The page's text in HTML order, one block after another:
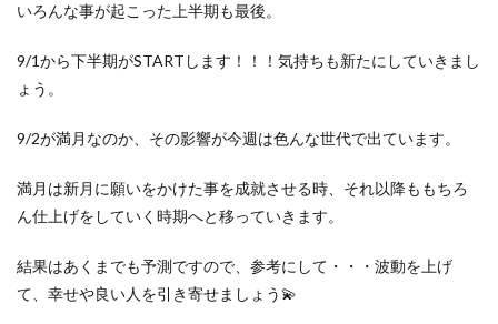
いろんな事が起こった上半期も最後。
9/1から下半期がSTARTします！！！気持ちも新たにしていきまし
ょう。
9/2が満月なのか、その影響が今週は色んな世代で出ています。
満月は新月に願いをかけた事を成就させる時、それ以降ももちろ
ん仕上げをしていく時期へと移っていきます。
結果はあくまでも予測ですので、参考にして・・・波動を上げ
て、幸せや良い人を引き寄せましょう💫